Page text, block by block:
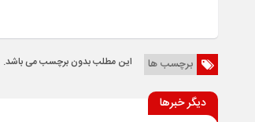
برچسب ها این مطلب بدون برچسب می باشد.
دیگر خبرها